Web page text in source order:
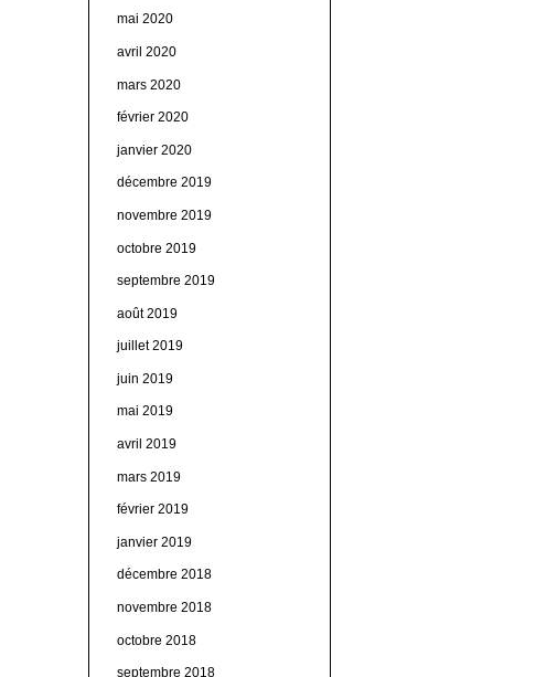
mai 2020
avril 2020
mars 2020
février 2020
janvier 2020
décembre 2019
novembre 2019
octobre 2019
septembre 2019
août 2019
juillet 2019
juin 2019
mai 2019
avril 2019
mars 2019
février 2019
janvier 2019
décembre 2018
novembre 2018
octobre 2018
septembre 2018